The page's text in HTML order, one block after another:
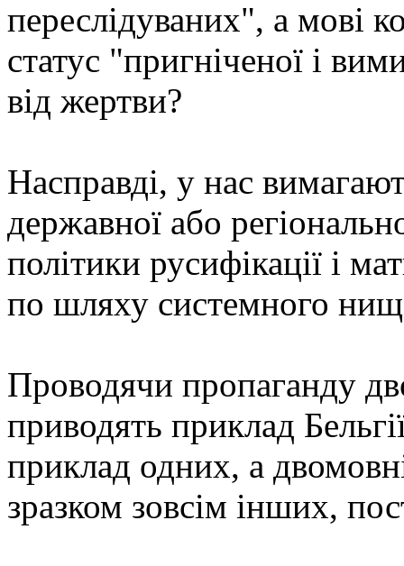
переслідуваних", а мові
статус "пригніченої і
від жертви?
Насправді, у нас
державної або
політики русифікації і
по шляху системного
Проводячи пропаганду
приводять приклад
приклад одних, а
зразком зовсім інших,